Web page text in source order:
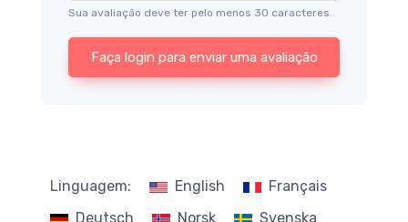
Sua avaliação deve ter pelo menos 30 caracteres.
Faça login para enviar uma avaliação
Linguagem: English
Français
Deutsch
Norsk
Svenska